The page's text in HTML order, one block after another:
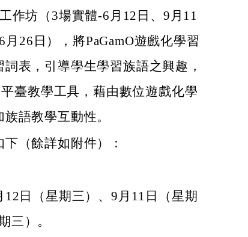
作坊（3場實體-6月12日、9月11
26日），將PaGamO遊戲化學習
表，引導學生學習族語之興趣，
臺教學工具，藉由數位遊戲化學
語教學互動性。
（餘詳如附件）：
日（星期三）、9月11日（星期
三）。